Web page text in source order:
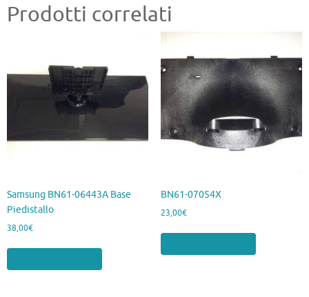
Prodotti correlati
Samsung BN61-06443A Base
Piedistallo
38,00€
BN61-07054X
23,00€